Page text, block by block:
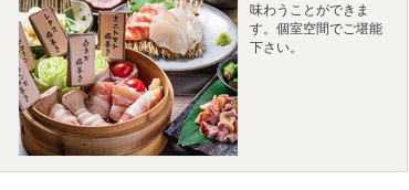
味わうことができま
す。個室空間でご堪能
下さい。